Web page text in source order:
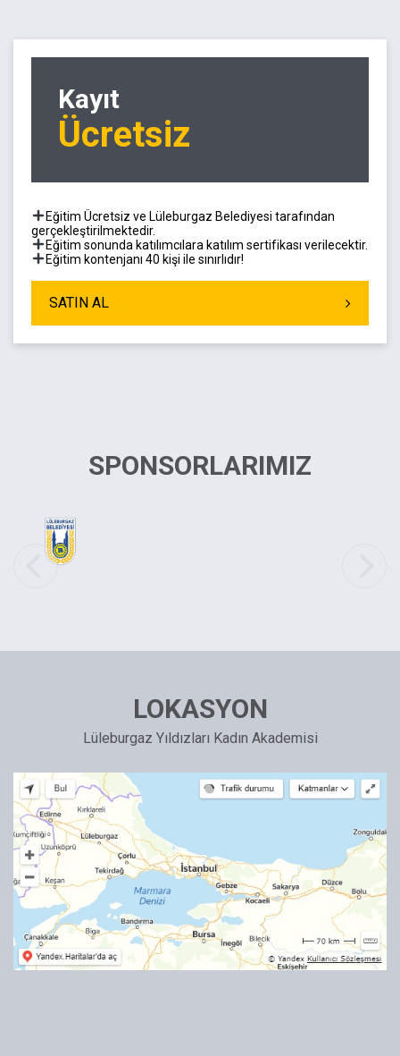
Kayıt
Ücretsiz
Eğitim Ücretsiz ve Lüleburgaz Belediyesi tarafından
gerçekleştirilmektedir.
Eğitim sonunda katılımcılara katılım sertifikası verilecektir.
Eğitim kontenjanı 40 kişi ile sınırlıdır!
SATIN AL
SPONSORLARIMIZ
LOKASYON
Lüleburgaz Yıldızları Kadın Akademisi